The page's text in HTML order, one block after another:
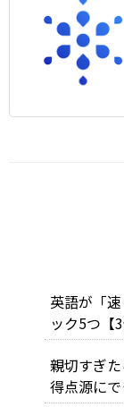
英語が「
ック5つ【
親切すぎ
得点源に